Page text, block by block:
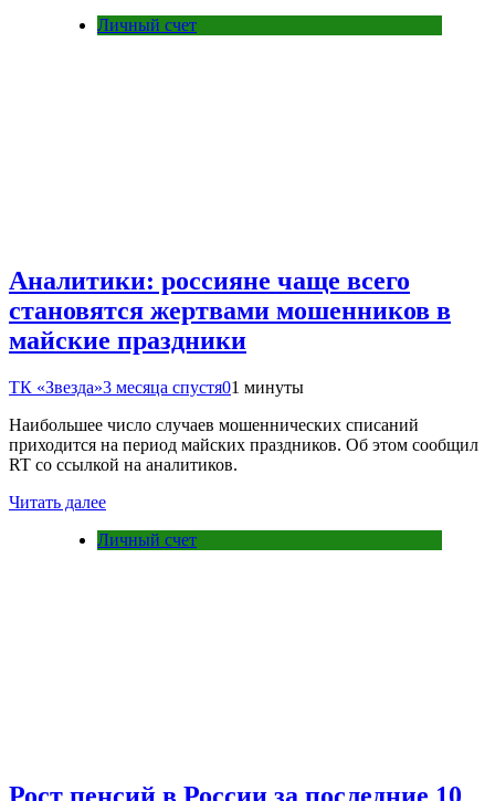
Личный счет
Аналитики: россияне чаще всего
становятся жертвами мошенников в
майские праздники
ТК «Звезда»3 месяца спустя01 минуты
Наибольшее число случаев мошеннических списаний
приходится на период майских праздников. Об этом сообщил
RT со ссылкой на аналитиков.
Читать далее
Личный счет
Рост пенсий в России за последние 10